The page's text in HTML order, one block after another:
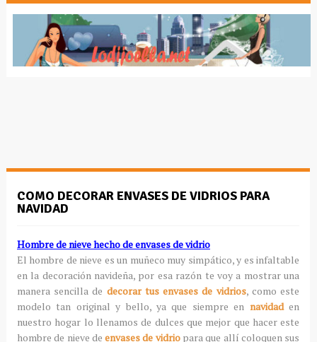
COMO DECORAR ENVASES DE VIDRIOS PARA
NAVIDAD
Hombre de nieve hecho de envases de vidrio
El hombre de nieve es un muñeco muy simpático, y es infaltable
en la decoración navideña, por esa razón te voy a mostrar una
manera sencilla de decorar tus envases de vidrios, como este
modelo tan original y bello, ya que siempre en navidaden
nuestro hogar lo llenamos de dulces que mejor que hacer este
hombre de nieve de envases de vidriopara que allí coloquen sus